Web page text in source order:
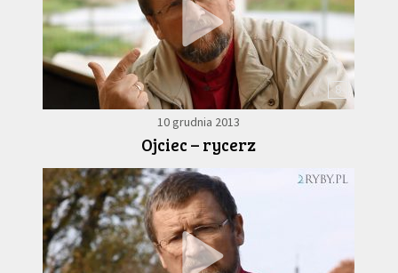
8
10 grudnia 2013
Ojciec – rycerz